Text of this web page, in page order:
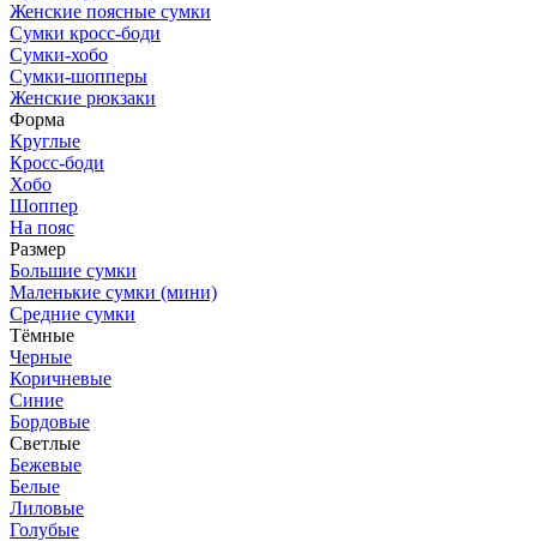
Женские поясные сумки
Сумки кросс-боди
Сумки-хобо
Сумки-шопперы
Женские рюкзаки
Форма
Круглые
Кросс-боди
Хобо
Шоппер
На пояс
Размер
Большие сумки
Маленькие сумки (мини)
Средние сумки
Тёмные
Черные
Коричневые
Синие
Бордовые
Светлые
Бежевые
Белые
Лиловые
Голубые